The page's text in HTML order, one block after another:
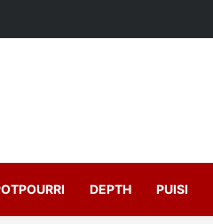
DEPTH PUISI